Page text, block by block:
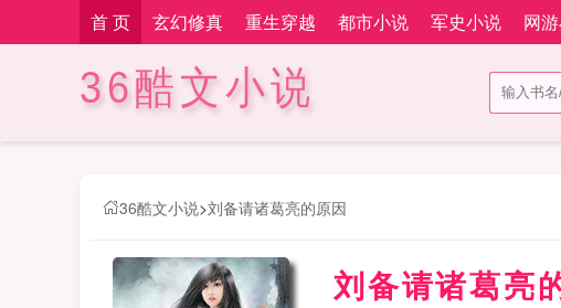
首 页 玄幻修真 重生穿越 都市小说 军史小说 网
36酷文小说
36酷文小说>刘备请诸葛亮的原因
刘备请诸葛亮